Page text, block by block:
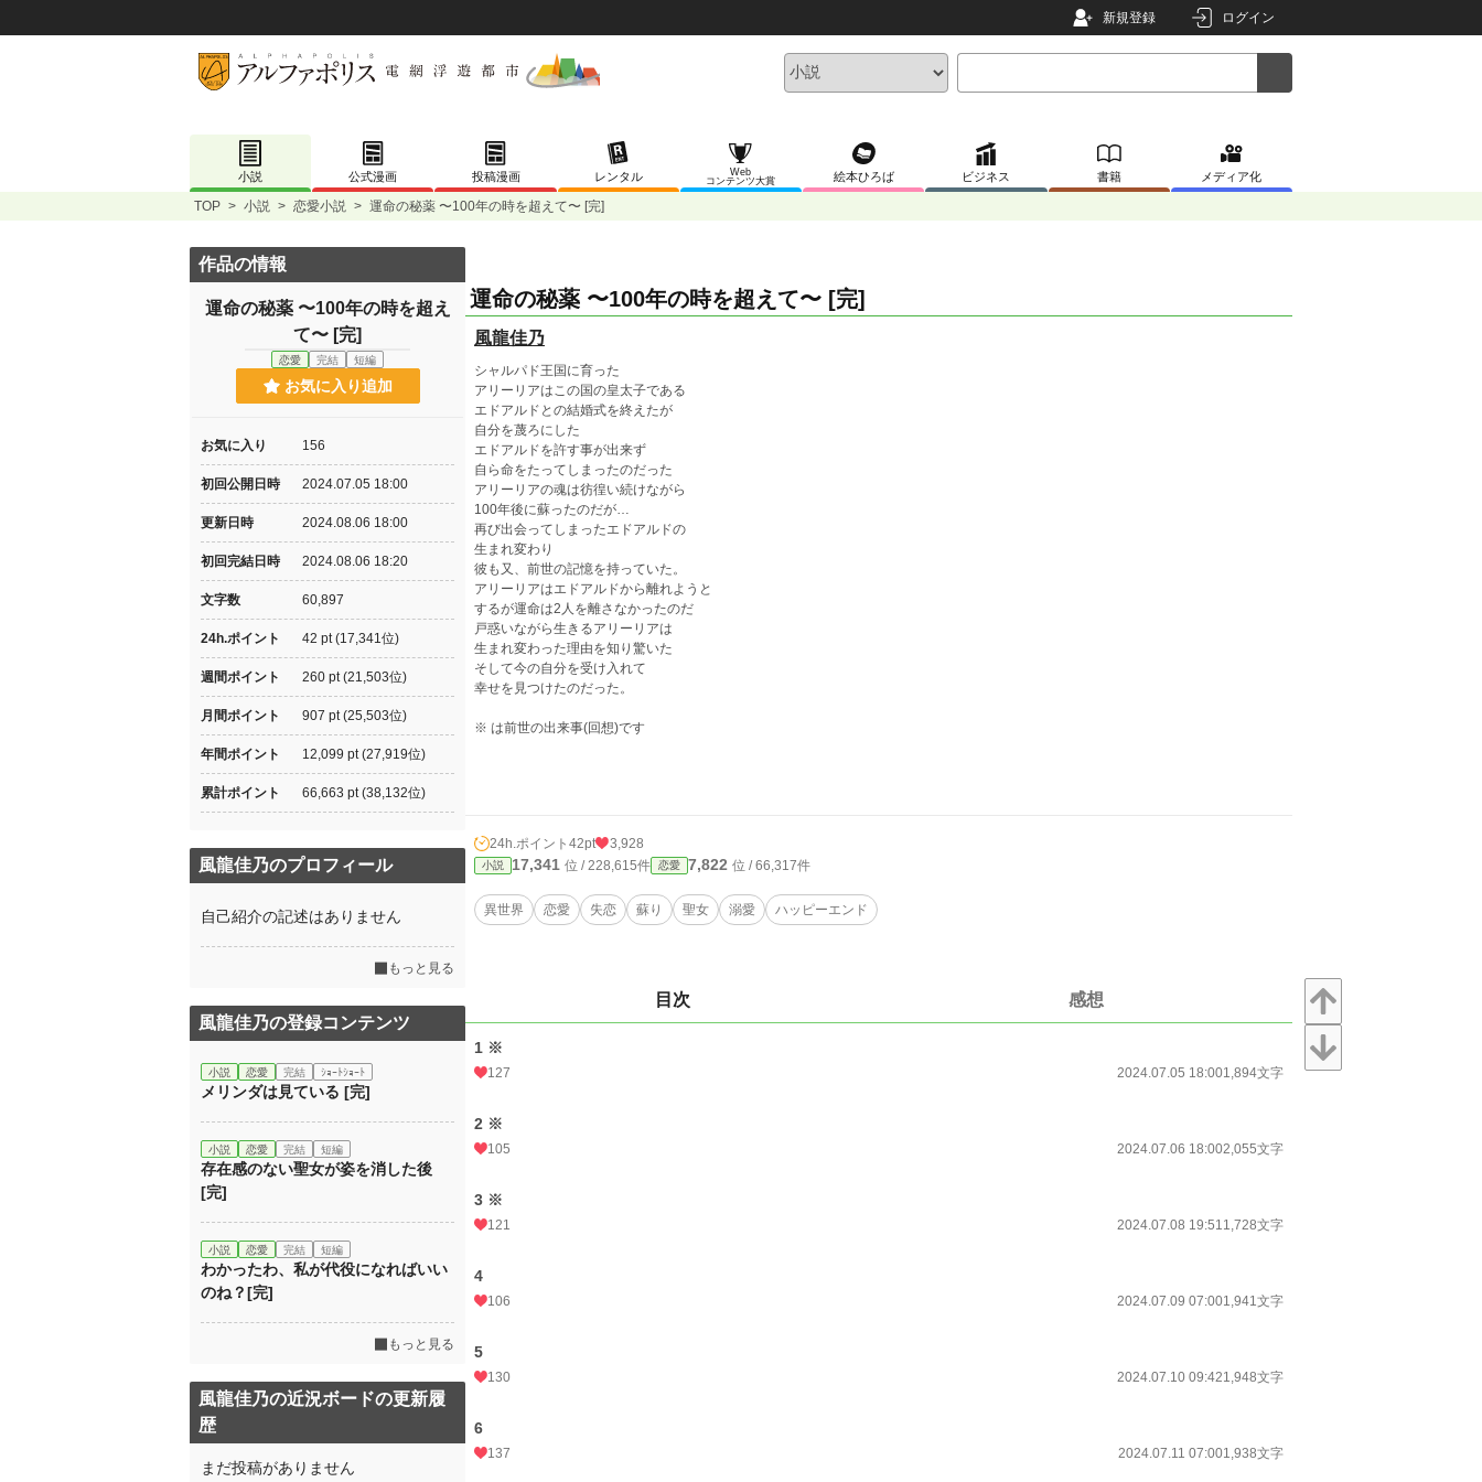
新規登録 ログイン
小説 公式漫画 投稿漫画 レンタル
Web
コンテンツ大賞
絵本ひろば ビジネス 書籍 メディア化
TOP > 小説 > 恋愛小説 > 運命の秘薬 〜100年の時を超えて〜 [完]
運命の秘薬 〜100年の時を超えて〜 [完]
風龍佳乃
シャルパド王国に育った
アリーリアはこの国の皇太子である
エドアルドとの結婚式を終えたが
自分を蔑ろにした
エドアルドを許す事が出来ず
自ら命をたってしまったのだった
アリーリアの魂は彷徨い続けながら
100年後に蘇ったのだが…
再び出会ってしまったエドアルドの
生まれ変わり
彼も又、前世の記憶を持っていた。
アリーリアはエドアルドから離れようと
するが運命は2人を離さなかったのだ
戸惑いながら生きるアリーリアは
生まれ変わった理由を知り驚いた
そして今の自分を受け入れて
幸せを見つけたのだった。
※ は前世の出来事(回想)です
24h.ポイント 42pt 3,928
小説 17,341 位 / 228,615件 恋愛 7,822 位 / 66,317件
異世界 恋愛 失恋 蘇り 聖女 溺愛 ハッピーエンド
目次 感想
1 ※
127 2024.07.05 18:001,894文字
2 ※
105 2024.07.06 18:002,055文字
3 ※
121 2024.07.08 19:511,728文字
4
106 2024.07.09 07:001,941文字
5
130 2024.07.10 09:421,948文字
6
137 2024.07.11 07:001,938文字
作品の情報
運命の秘薬 〜100年の時を超え
て〜 [完]
恋愛 完結 短編
お気に入り追加
お気に入り 156
初回公開日時 2024.07.05 18:00
更新日時 2024.08.06 18:00
初回完結日時 2024.08.06 18:20
文字数 60,897
24h.ポイント 42 pt (17,341位)
週間ポイント 260 pt (21,503位)
月間ポイント 907 pt (25,503位)
年間ポイント 12,099 pt (27,919位)
累計ポイント 66,663 pt (38,132位)
風龍佳乃のプロフィール
自己紹介の記述はありません
もっと見る
風龍佳乃の登録コンテンツ
小説 恋愛 完結 ｼｮｰﾄｼｮｰﾄ
メリンダは見ている [完]
小説 恋愛 完結 短編
存在感のない聖女が姿を消した後
[完]
小説 恋愛 完結 短編
わかったわ、私が代役になればいい
のね？[完]
もっと見る
風龍佳乃の近況ボードの更新履
歴
まだ投稿がありません